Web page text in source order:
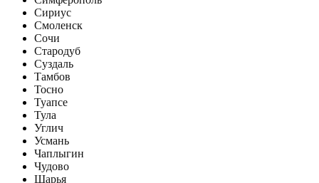
Сириус
Смоленск
Сочи
Стародуб
Суздаль
Тамбов
Тосно
Туапсе
Тула
Углич
Усмань
Чаплыгин
Чудово
Шарья